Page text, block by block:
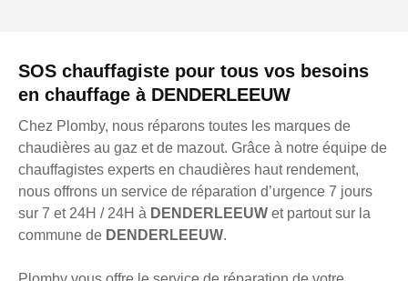
SOS chauffagiste pour tous vos besoins
en chauffage à DENDERLEEUW
Chez Plomby, nous réparons toutes les marques de
chaudières au gaz et de mazout. Grâce à notre équipe de
chauffagistes experts en chaudières haut rendement,
nous offrons un service de réparation d’urgence 7 jours
sur 7 et 24H / 24H à DENDERLEEUW et partout sur la
commune de DENDERLEEUW.